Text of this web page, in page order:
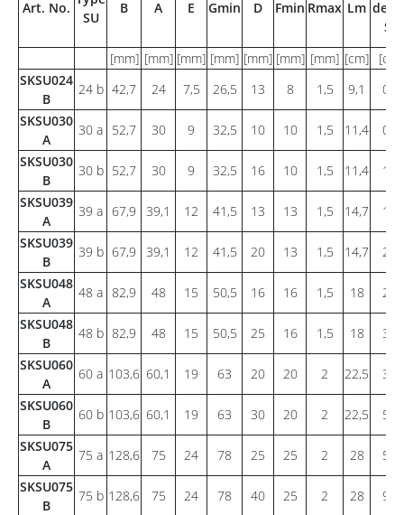
Art. No.
SU
B A E Gmin D Fmin Rmax Lm de
[mm] [mm] [mm] [mm] [mm] [mm] [mm] [cm]
SKSU024
B
24 b 42,7 24 7,5 26,5 13 8 1,5 9,1
SKSU030
A
30 a 52,7 30 9 32,5 10 10 1,5 11,4
SKSU030
B
30 b 52,7 30 9 32,5 16 10 1,5 11,4
SKSU039
A
39 a 67,9 39,1 12 41,5 13 13 1,5 14,7
SKSU039
B
39 b 67,9 39,1 12 41,5 20 13 1,5 14,7
SKSU048
A
48 a 82,9 48 15 50,5 16 16 1,5 18
SKSU048
B
48 b 82,9 48 15 50,5 25 16 1,5 18
SKSU060
A
60 a 103,6 60,1 19 63 20 20 2 22,5
SKSU060
B
60 b 103,6 60,1 19 63 30 20 2 22,5
SKSU075
A
75 a 128,6 75 24 78 25 25 2 28
SKSU075
B
75 b 128,6 75 24 78 40 25 2 28